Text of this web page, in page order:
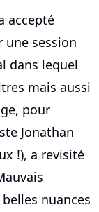
accepté
une session
dans lequel
mais aussi
pour
Jonathan
!), a revisité
nuances